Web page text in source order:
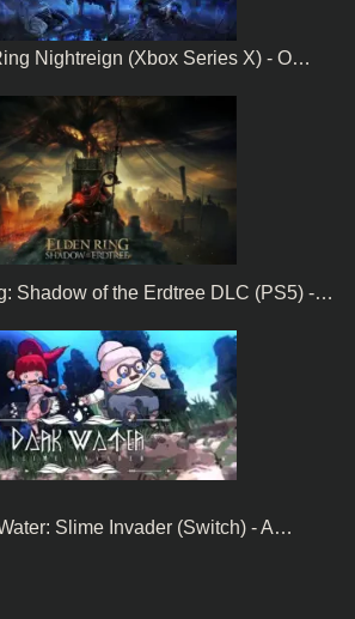
Nightreign (Xbox Series X) - O…
Shadow of the Erdtree DLC (PS5) -…
Slime Invader (Switch) - A…